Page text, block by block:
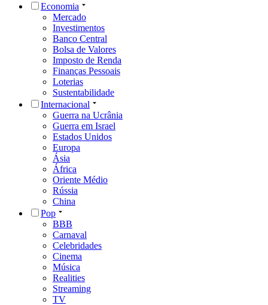
Economia
Mercado
Investimentos
Banco Central
Bolsa de Valores
Imposto de Renda
Finanças Pessoais
Loterias
Sustentabilidade
Internacional
Guerra na Ucrânia
Guerra em Israel
Estados Unidos
Europa
Ásia
África
Oriente Médio
Rússia
China
Pop
BBB
Carnaval
Celebridades
Cinema
Música
Realities
Streaming
TV